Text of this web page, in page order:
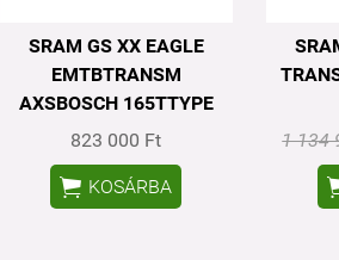
SRAM GS XX EAGLE
EMTBTRANSM
AXSBOSCH 165TTYPE
823 000 Ft
 KOSÁRBA
1 134